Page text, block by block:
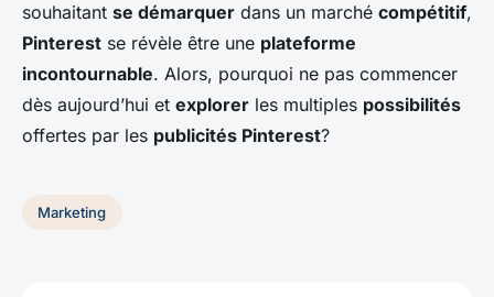
souhaitant se démarquer dans un marché compétitif,
Pinterest se révèle être une plateforme
incontournable. Alors, pourquoi ne pas commencer
dès aujourd’hui et explorer les multiples possibilités
offertes par les publicités Pinterest?
Marketing